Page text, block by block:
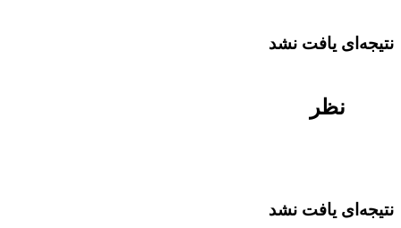
نتیجه‌ای یافت نشد
نظر
نتیجه‌ای یافت نشد